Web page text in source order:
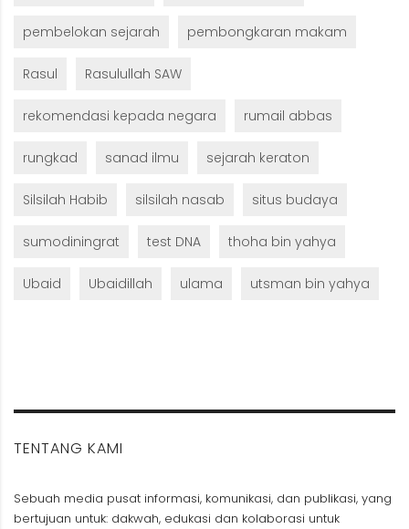
pembelokan sejarah pembongkaran makam
Rasul Rasulullah SAW
rekomendasi kepada negara rumail abbas
rungkad sanad ilmu sejarah keraton
Silsilah Habib silsilah nasab situs budaya
sumodiningrat test DNA thoha bin yahya
Ubaid Ubaidillah ulama utsman bin yahya
TENTANG KAMI
Sebuah media pusat informasi, komunikasi, dan publikasi, yang
bertujuan untuk: dakwah, edukasi dan kolaborasi untuk